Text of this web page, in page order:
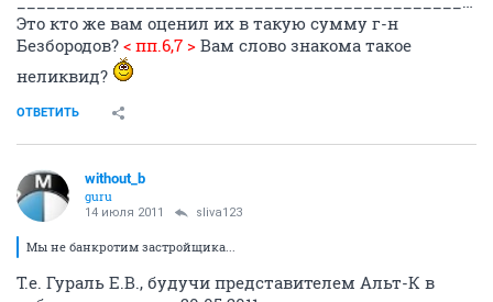
Это кто же вам оценил их в такую сумму г-н
Безбородов? < пп.6,7 > Вам слово знакома такое
неликвид?
ОТВЕТИТЬ
without_b
guru
14 июля 2011 sliva123
Мы не банкротим застройщика...
Т.е. Гураль Е.В., будучи представителем Альт-К в